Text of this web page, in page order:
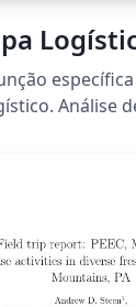
Análise
(m) para